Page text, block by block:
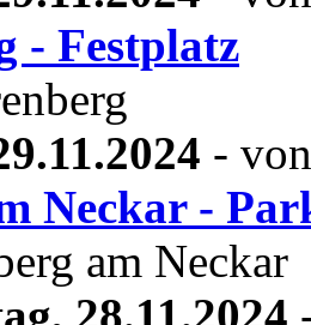
- Festplatz
-
Neckar -
am Neckar
28.11.2024